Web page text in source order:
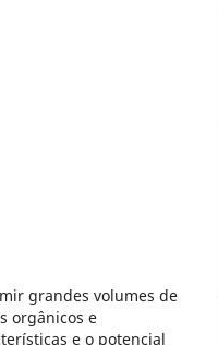
grandes volumes de
orgânicos e
e o potencial